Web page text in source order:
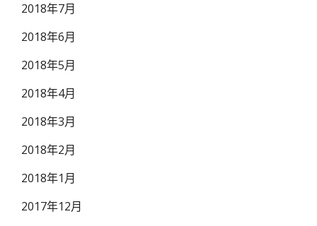
2018年7月
2018年6月
2018年5月
2018年4月
2018年3月
2018年2月
2018年1月
2017年12月